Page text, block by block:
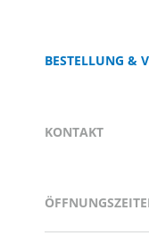
BESTELLUNG &
KONTAKT